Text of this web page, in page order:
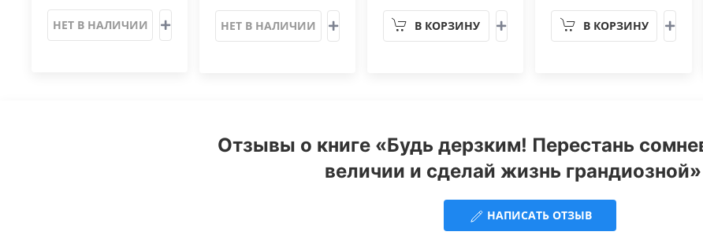
НЕТ В НАЛИЧИИ НЕТ В НАЛИЧИИ В КОРЗИНУ В КОРЗИНУ
Отзывы о книге «Будь дерзким! Перестань
величии и сделай жизнь
НАПИСАТЬ ОТЗЫВ